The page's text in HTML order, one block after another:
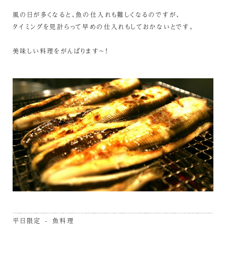
風の日が多くなると、魚の仕入れも難しくなるのですが、
タイミングを見計らって早めの仕入れもしておかないとです。
美味しい料理をがんばります～！
平日限定 - 魚料理